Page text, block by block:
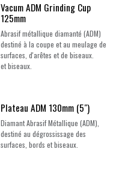
Vacum ADM Grinding Cup
125mm
Abrasif métallique diamanté (ADM)
destiné à la coupe et au meulage de
surfaces, d'arêtes et de biseaux.
et biseaux.
Plateau ADM 130mm (5")
Diamant Abrasif Métallique (ADM),
destiné au dégrossissage des
surfaces, bords et biseaux.